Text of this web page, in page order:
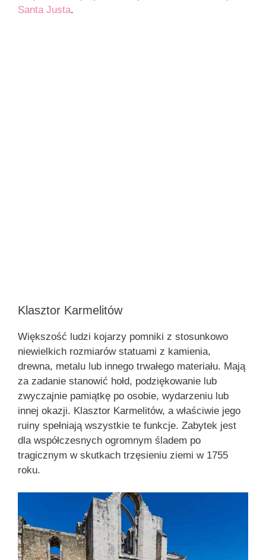
Santa Justa.
Klasztor Karmelitów
Większość ludzi kojarzy pomniki z stosunkowo
niewielkich rozmiarów statuami z kamienia,
drewna, metalu lub innego trwałego materiału. Mają
za zadanie stanowić hołd, podziękowanie lub
zwyczajnie pamiątkę po osobie, wydarzeniu lub
innej okazji. Klasztor Karmelitów, a właściwie jego
ruiny spełniają wszystkie te funkcje. Zabytek jest
dla współczesnych ogromnym śladem po
tragicznym w skutkach trzęsieniu ziemi w 1755
roku.